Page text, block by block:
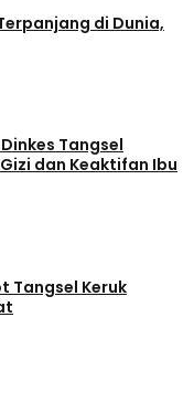
di Dunia,
Tangsel
dan Keaktifan Ibu
Tangsel Keruk